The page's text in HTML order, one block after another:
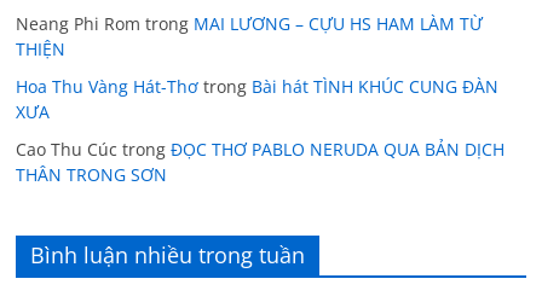
Neang Phi Rom trong MAI LƯƠNG – CỰU HS HAM LÀM TỪ
THIỆN
Hoa Thu Vàng Hát-Thơ trong Bài hát TÌNH KHÚC CUNG ĐÀN
XƯA
Cao Thu Cúc trongĐỌC THƠ PABLO NERUDA QUA BẢN DỊCH
THÂN TRONG SƠN
Bình luận nhiều trong tuần